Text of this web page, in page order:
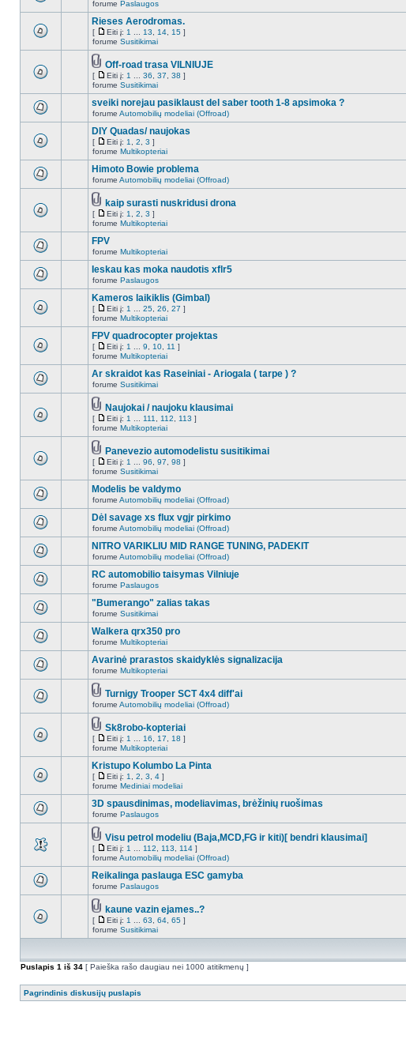
forume Paslaugos
Rieses Aerodromas.
[ Eiti į: 1 13 14 15 ]
forume Susitikimai
Off-road trasa VILNIUJE
[ Eiti į: 1 36 37 38 ]
forume Susitikimai
sveiki norejau pasiklaust del saber tooth 1-8 apsimoka ?
forume Automobilių modeliai (Offroad)
DIY Quadas/ naujokas
[ Eiti į: 1 2 3 ]
forume Multikopteriai
Himoto Bowie problema
forume Automobilių modeliai (Offroad)
kaip surasti nuskridusi drona
[ Eiti į: 1 2 3 ]
forume Multikopteriai
FPV
forume Multikopteriai
Ieskau kas moka naudotis xflr5
forume Paslaugos
Kameros laikiklis (Gimbal)
[ Eiti į: 1 25 26 27 ]
forume Multikopteriai
FPV quadrocopter projektas
[ Eiti į: 1 9 10 11 ]
forume Multikopteriai
Ar skraidot kas Raseiniai - Ariogala ( tarpe ) ?
forume Susitikimai
Naujokai / naujoku klausimai
[ Eiti į: 1 111 112 113 ]
forume Multikopteriai
Panevezio automodelistu susitikimai
[ Eiti į: 1 96 97 98 ]
forume Susitikimai
Modelis be valdymo
forume Automobilių modeliai (Offroad)
Dėl savage xs flux vgjr pirkimo
forume Automobilių modeliai (Offroad)
NITRO VARIKLIU MID RANGE TUNING, PADEKIT
forume Automobilių modeliai (Offroad)
RC automobilio taisymas Vilniuje
forume Paslaugos
"Bumerango" zalias takas
forume Susitikimai
Walkera qrx350 pro
forume Multikopteriai
Avarinė prarastos skaidyklės signalizacija
forume Multikopteriai
Turnigy Trooper SCT 4x4 diff'ai
forume Automobilių modeliai (Offroad)
Sk8robo-kopteriai
[ Eiti į: 1 16 17 18 ]
forume Multikopteriai
Kristupo Kolumbo La Pinta
[ Eiti į: 1 2 3 4 ]
forume Mediniai modeliai
3D spausdinimas, modeliavimas, brėžinių ruošimas
forume Paslaugos
Visu petrol modeliu (Baja,MCD,FG ir kiti)[ bendri klausimai]
[ Eiti į: 1 112 113 114 ]
forume Automobilių modeliai (Offroad)
Reikalinga paslauga ESC gamyba
forume Paslaugos
kaune vazin ejames..?
[ Eiti į: 1 63 64 65 ]
forume Susitikimai
Puslapis 1 iš 34 [ Paieška rašo daugiau nei 1000 atitikmenų ]
Pagrindinis diskusijų puslapis